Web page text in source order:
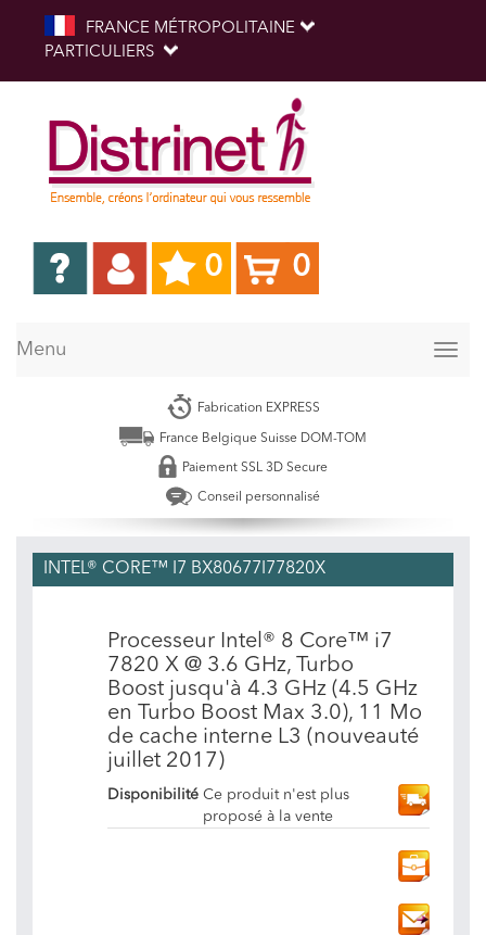
FRANCE MÉTROPOLITAINE
PARTICULIERS
0 0
Menu
Fabrication EXPRESS
France Belgique Suisse DOM-TOM
Paiement SSL 3D Secure
Conseil personnalisé
INTEL® CORE™ I7 BX80677I77820X
Processeur Intel® 8 Core™ i7
7820 X @ 3.6 GHz, Turbo
Boost jusqu'à 4.3 GHz (4.5 GHz
en Turbo Boost Max 3.0), 11 Mo
de cache interne L3 (nouveauté
juillet 2017)
Disponibilité Ce produit n'est plus
proposé à la vente